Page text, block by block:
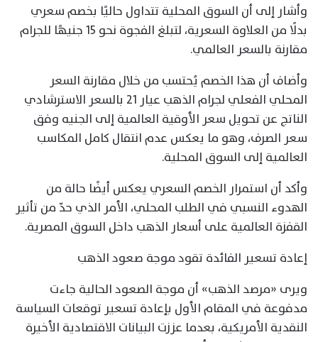
وأشار إلى أن السوق المحلية تتداول حاليًا بخصم سعري
بدلًا من العلاوة السعرية، لتبلغ الفجوة نحو 15 جنيهًا للجرام
مقارنة بالسعر العالمي.
وأضاف أن هذا الخصم يُحتسب من خلال مقارنة السعر
المحلي الفعلي لجرام الذهب عيار 21 بالسعر الاسترشادي
الناتج عن تحويل سعر الأوقية العالمية إلى الجنيه وفق
سعر الصرف، وهو ما يعكس عدم انتقال كامل المكاسب
العالمية إلى السوق المحلية.
وأكد أن استمرار الخصم السعري يعكس أيضًا حالة من
الهدوء النسبي في الطلب المحلي، الأمر الذي حدّ من تأثير
القفزة العالمية على أسعار الذهب داخل السوق المصرية.
إعادة تسعير الفائدة تقود موجة صعود الذهب
ويرى «مرصد الذهب» أن موجة الصعود الحالية جاءت
مدفوعة في المقام الأول بإعادة تسعير توقعات السياسة
النقدية الأمريكية، بعدما عززت البيانات الاقتصادية الأخيرة